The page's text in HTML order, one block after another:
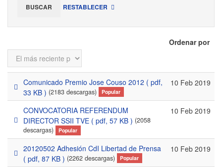
BUSCAR RESTABLECER
Ordenar por
pdf
Comunicado Premio Jose Couso 2012 ( pdf,
33 KB ) (2183 descargas) Popular
10 Feb 2019
pdf
CONVOCATORIA REFERENDUM
DIRECTOR SSII TVE ( pdf, 57 KB ) (2058
descargas)
Popular
10 Feb 2019
pdf
20120502 Adhesión CdI Libertad de Prensa
( pdf, 87 KB ) (2262 descargas) Popular
10 Feb 2019